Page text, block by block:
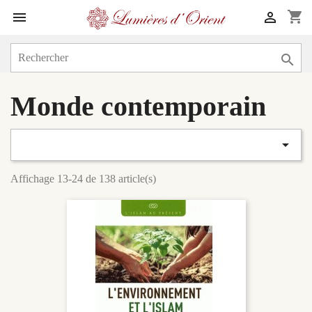
 shopping_cart


Monde contemporain

Affichage 13-24 de 138 article(s)